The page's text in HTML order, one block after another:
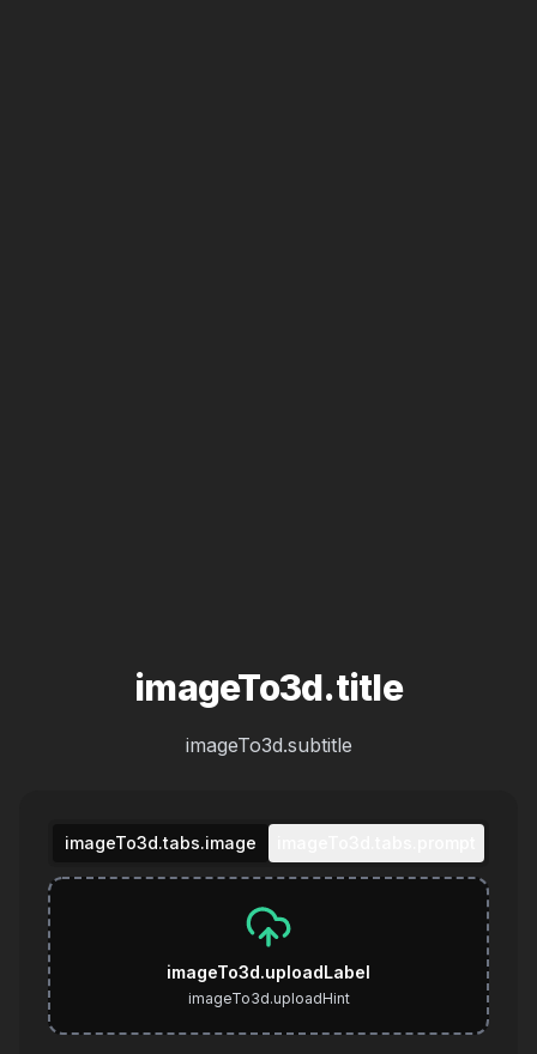
imageTo3d.title
imageTo3d.subtitle
imageTo3d.tabs.image
imageTo3d.uploadLabel
imageTo3d.uploadHint